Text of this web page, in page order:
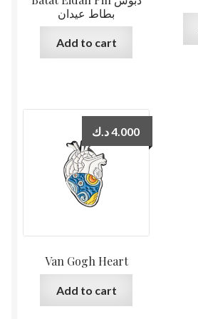
بطاط عيدان
Add to cart
Van Gogh Heart
4.000د.ك
Add to cart